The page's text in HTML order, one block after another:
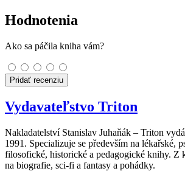
Hodnotenia
Ako sa páčila kniha vám?
Pridať recenziu
Vydavateľstvo Triton
Nakladatelství Stanislav Juhaňák – Triton
1991. Specializuje se především na lékařské,
filosofické, historické a pedagogické knihy. Z
na biografie, sci-fi a fantasy a pohádky.